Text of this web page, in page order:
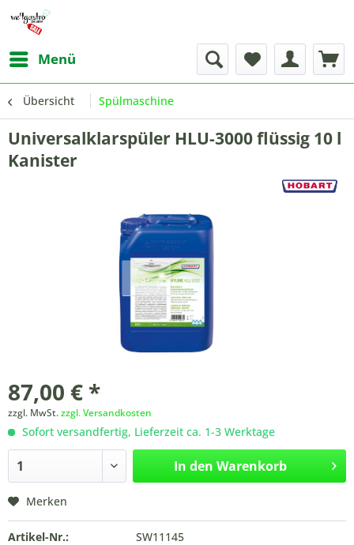
Menü
Übersicht Spülmaschine
Universalklarspüler HLU-3000 flüssig 10 l
Kanister
87,00 € *
zzgl. MwSt.zzgl. Versandkosten
Sofort versandfertig, Lieferzeit ca. 1-3 Werktage
In den Warenkorb
Merken
Artikel-Nr.:
SW11145